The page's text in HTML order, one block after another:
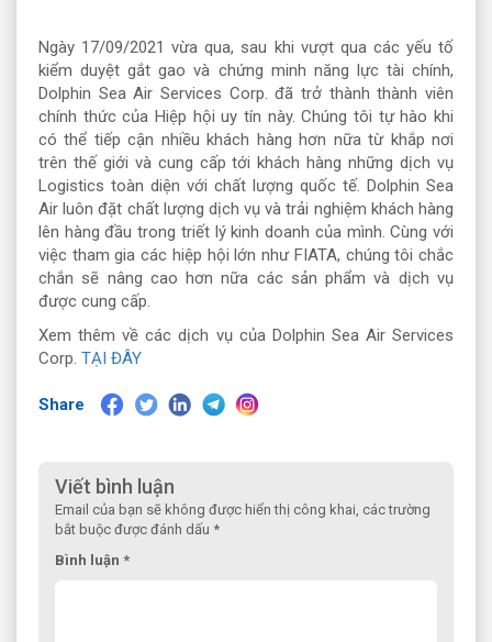
Ngày 17/09/2021 vừa qua, sau khi vượt qua các yếu tố
kiểm duyệt gắt gao và chứng minh năng lực tài chính,
Dolphin Sea Air Services Corp. đã trở thành thành viên
chính thức của Hiệp hội uy tín này. Chúng tôi tự hào khi
có thể tiếp cận nhiều khách hàng hơn nữa từ khắp nơi
trên thế giới và cung cấp tới khách hàng những dịch vụ
Logistics toàn diện với chất lượng quốc tế. Dolphin Sea
Air luôn đặt chất lượng dịch vụ và trải nghiệm khách hàng
lên hàng đầu trong triết lý kinh doanh của mình. Cùng với
việc tham gia các hiệp hội lớn như FIATA, chúng tôi chắc
chắn sẽ nâng cao hơn nữa các sản phẩm và dịch vụ
được cung cấp.
Xem thêm về các dịch vụ của Dolphin Sea Air Services
Corp. TẠI ĐÂY
Share
Viết bình luận
Email của bạn sẽ không được hiển thị công khai, các trường
bắt buộc được đánh dấu *
Bình luận *